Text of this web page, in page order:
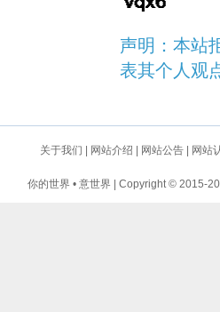
声明：本站
表其个人观
关于我们 网站介绍 网站公告 网站
你的世界 • 意世界 | Copyright © 2015-